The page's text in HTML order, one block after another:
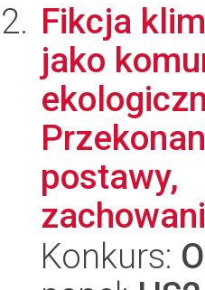
Fikcja
jako
postawy,
Konkurs: